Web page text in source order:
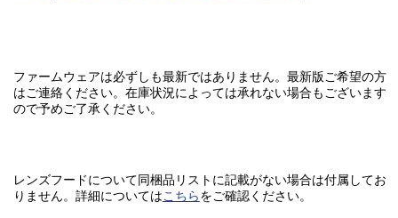
ファームウェアは必ずしも最新ではありません。最新版ご希望の方
はご連絡ください。在庫状況によっては承れない場合もございます
ので予めご了承ください。
レンズフードについて同梱品リストに記載がない場合は付属してお
りません。 詳細についてはこちら をご確認ください。